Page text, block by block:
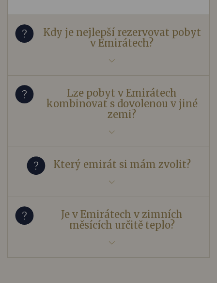
Kdy je nejlepší rezervovat pobyt
v Emirátech?
Lze pobyt v Emirátech
kombinovat s dovolenou v jiné
zemi?
Který emirát si mám zvolit?
Je v Emirátech v zimních
měsících určitě teplo?